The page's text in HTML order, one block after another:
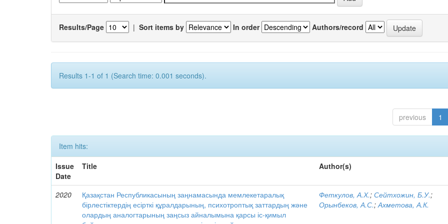
Results/Page | Sort items by In order Authors/record
Results 1-1 of 1 (Search time: 0.001 seconds).
previous 1
Item hits:
Issue
Date
Title Author(s)
2020
Қазақстан Республикасының заңнамасында мемлекетаралық
бірлестіктердің есірткі құралдарының, психотроптық заттардың және
олардың аналогтарының заңсыз айналымына қарсы іс-қимыл
Феткулов, А.Х.;Сейтхожин, Б.У.;
Орынбеков, А.С.;Ахметова, А.К.